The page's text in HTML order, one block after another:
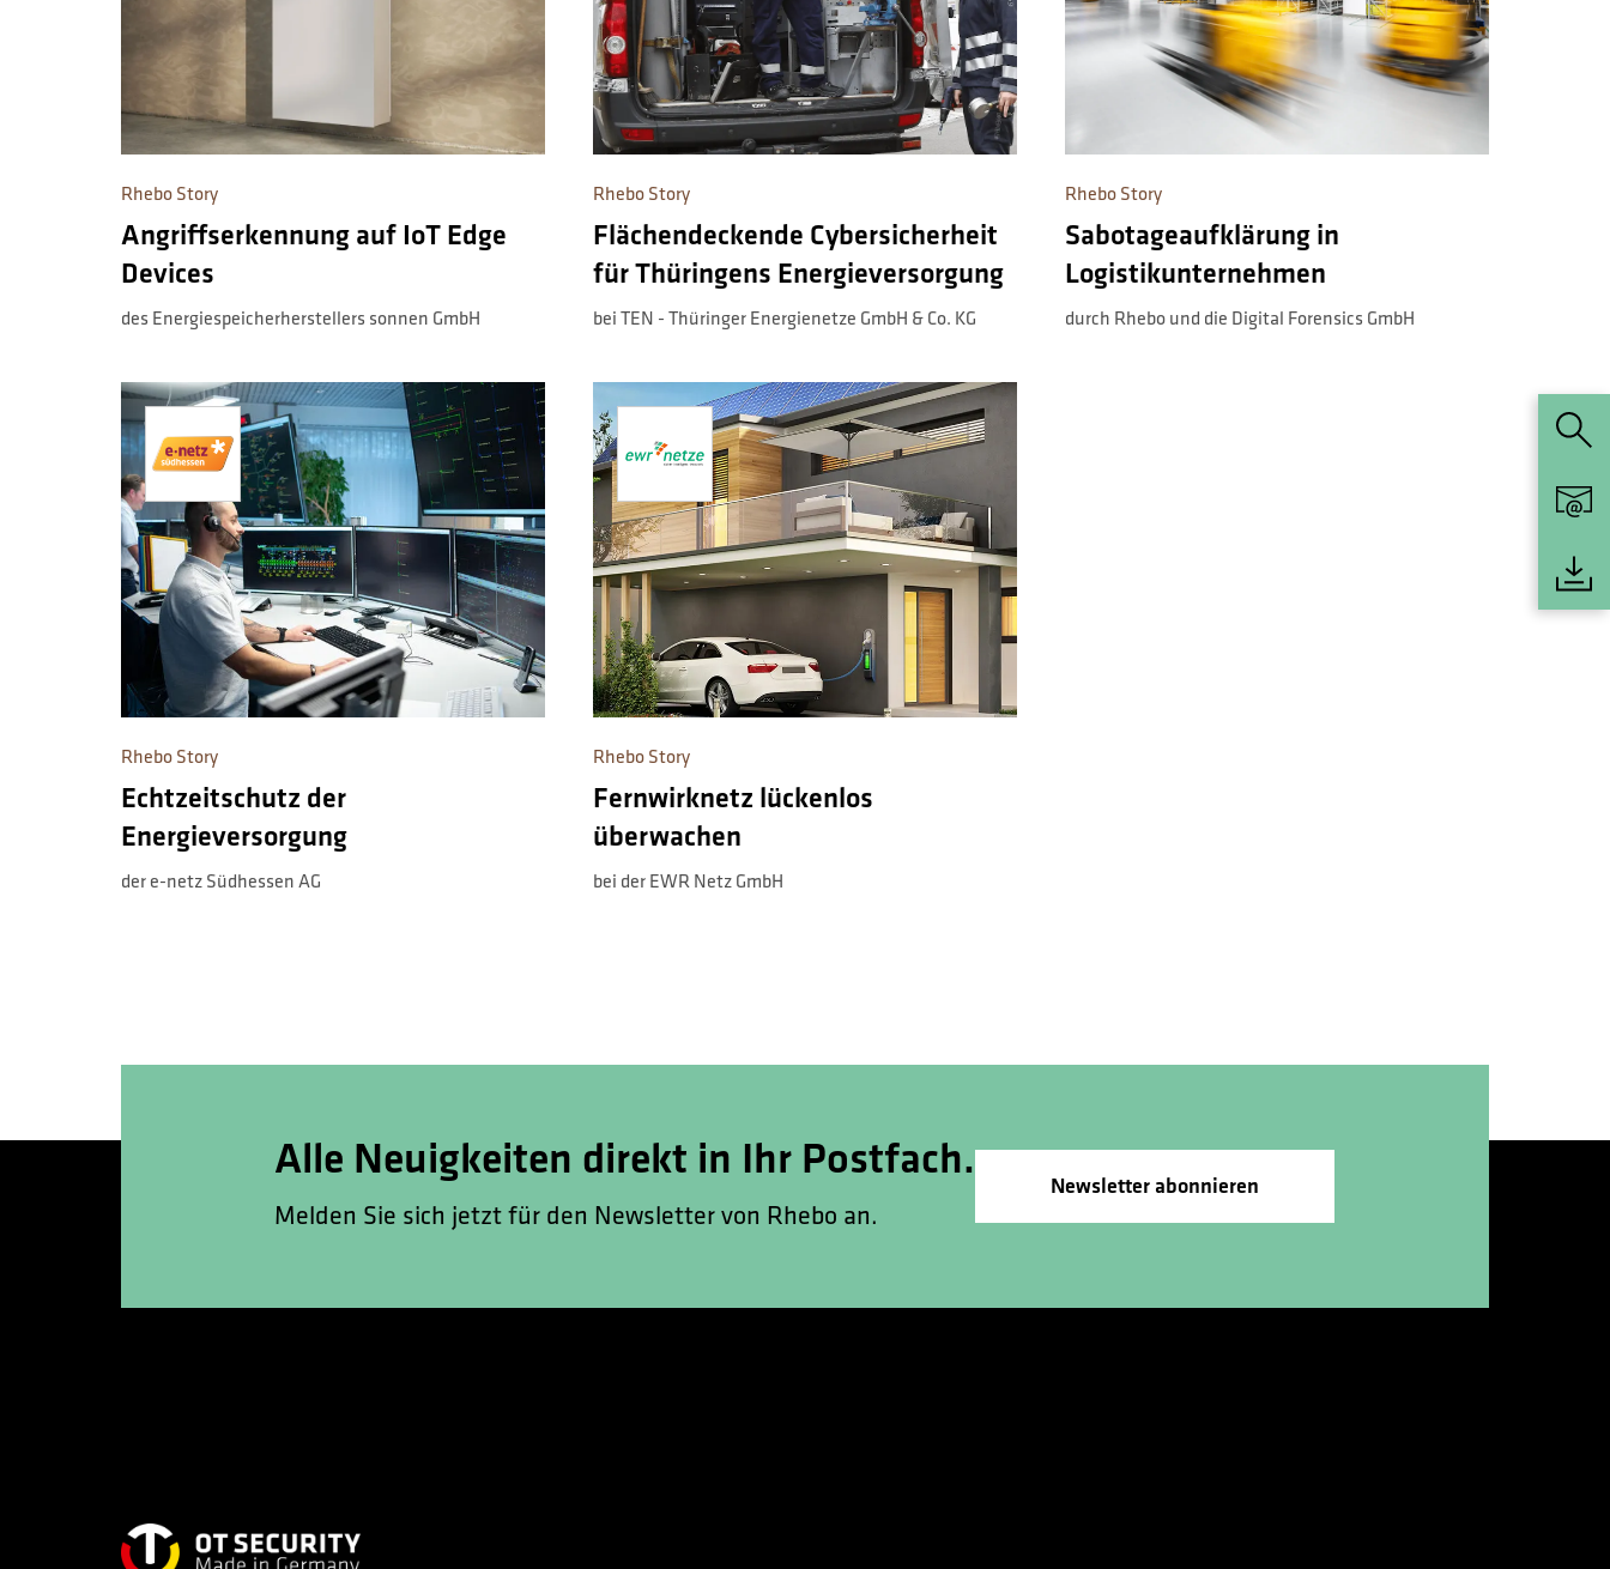
Rhebo Story
Angriffserkennung auf IoT Edge
Devices
des Energiespeicherherstellers sonnen GmbH
Rhebo Story
Flächendeckende Cybersicherheit
für Thüringens Energieversorgung
bei TEN - Thüringer Energienetze GmbH & Co. KG
Rhebo Story
Sabotageaufklärung in
Logistikunternehmen
durch Rhebo und die Digital Forensics GmbH
Rhebo Story
Echtzeitschutz der
Energieversorgung
der e-netz Südhessen AG
Rhebo Story
Fernwirknetz lückenlos
überwachen
bei der EWR Netz GmbH
Alle Neuigkeiten direkt in Ihr Postfach.
Melden Sie sich jetzt für den Newsletter von Rhebo an.
Newsletter abonnieren